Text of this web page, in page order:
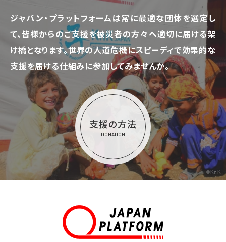
ジャパン・プラットフォームは常に最適な団体を選定し
て、皆様からのご支援を被災者の方々へ適切に届ける架
け橋となります。世界の人道危機にスピーディで効果的な
支援を届ける仕組みに参加してみませんか。
支援の方法
DONATION
©KnK